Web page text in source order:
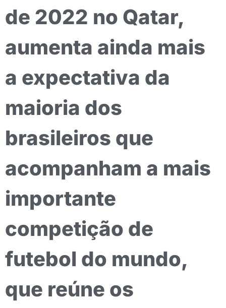
de 2022 no Qatar,
aumenta ainda mais
a expectativa da
maioria dos
brasileiros que
acompanham a mais
importante
competição de
futebol do mundo,
que reúne os